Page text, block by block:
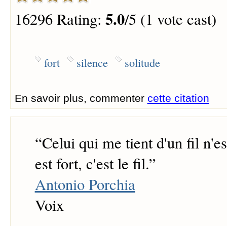
16296 Rating: 5.0/5 (1 vote cast)
fort silence solitude
En savoir plus, commenter cette citation
“Celui qui me tient d'un fil
est fort, c'est le fil.”
Antonio Porchia
Voix